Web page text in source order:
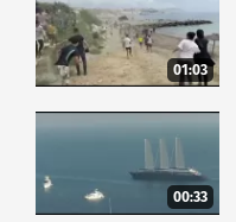
01:03
00:33